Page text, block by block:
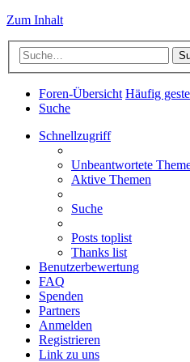
Zum Inhalt
Foren-Übersicht Häufig
Suche
Schnellzugriff
Unbeantwortete
Aktive Themen
Suche
Posts toplist
Thanks list
Benutzerbewertung
FAQ
Spenden
Partners
Anmelden
Registrieren
Link zu uns